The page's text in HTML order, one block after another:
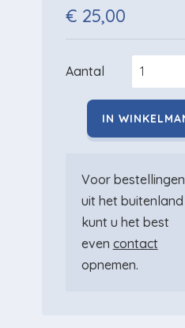
€ 25,00
Aantal
Voor bestellingen
uit het buitenland
kunt u het best
even contact
opnemen.